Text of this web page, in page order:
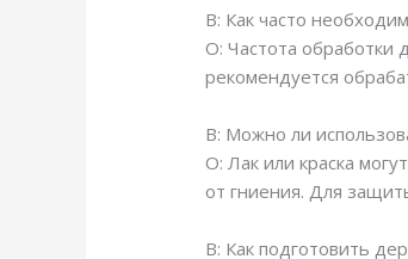
В: Как часто
О: Частота обработки
рекомендуется
В: Можно ли
О: Лак или краска
от гниения. Для
В: Как подготовить